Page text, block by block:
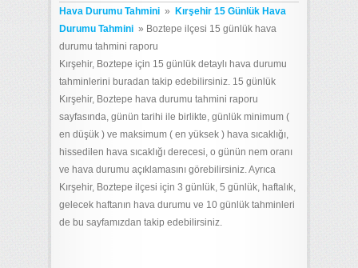
Hava Durumu Tahmini »
Kırşehir 15 Günlük Hava
Durumu Tahmini » Boztepe ilçesi 15 günlük hava
durumu tahmini raporu
Kırşehir, Boztepe için 15 günlük detaylı hava durumu
tahminlerini buradan takip edebilirsiniz. 15 günlük
Kırşehir, Boztepe hava durumu tahmini raporu
sayfasında, günün tarihi ile birlikte, günlük minimum (
en düşük ) ve maksimum ( en yüksek ) hava sıcaklığı,
hissedilen hava sıcaklığı derecesi, o günün nem oranı
ve hava durumu açıklamasını görebilirsiniz. Ayrıca
Kırşehir, Boztepe ilçesi için 3 günlük, 5 günlük, haftalık,
gelecek haftanın hava durumu ve 10 günlük tahminleri
de bu sayfamızdan takip edebilirsiniz.